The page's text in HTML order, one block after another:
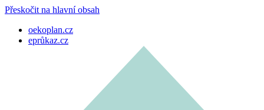
Přeskočit na hlavní obsah
oekoplan.cz
eprůkaz.cz